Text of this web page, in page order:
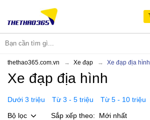
thethao365.com.vn Xe đạp Xe đạp địa hình
Xe đạp địa hình
Dưới 3 triệu Từ 3 - 5 triệu Từ 5 - 10 triệu
Bộ lọc
Sắp xếp theo: